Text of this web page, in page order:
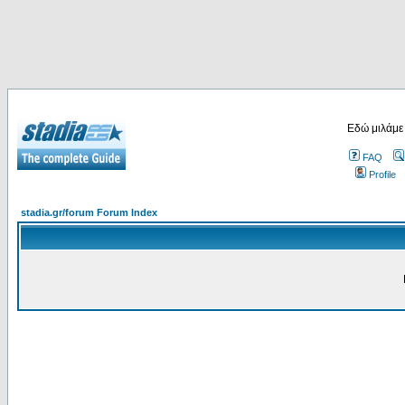
Εδώ
FAQ
Profile
stadia.gr/forum Forum Index